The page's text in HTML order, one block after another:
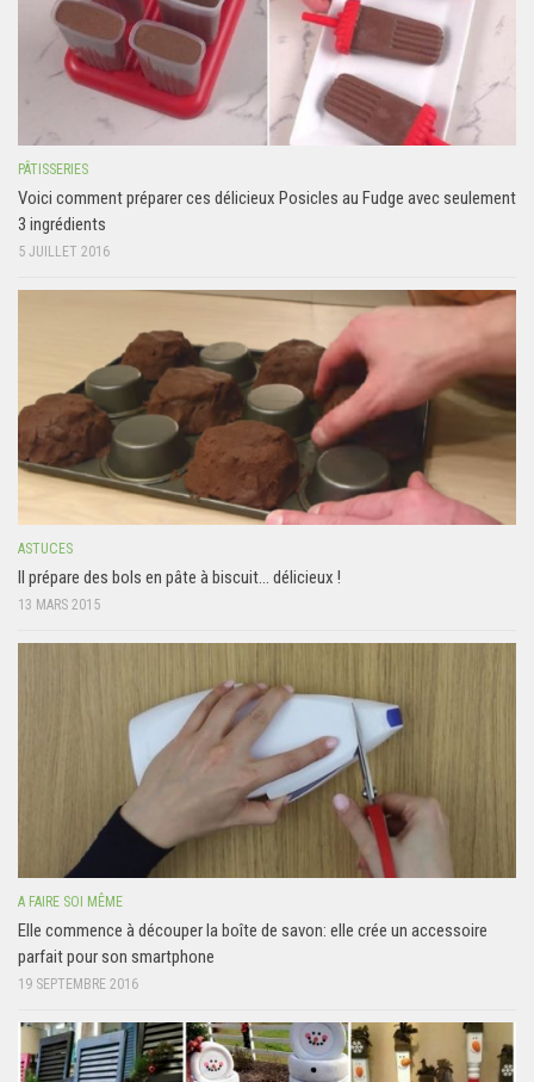
PÂTISSERIES
Voici comment préparer ces délicieux Posicles au Fudge avec seulement
3 ingrédients
5 JUILLET 2016
ASTUCES
Il prépare des bols en pâte à biscuit… délicieux !
13 MARS 2015
A FAIRE SOI MÊME
Elle commence à découper la boîte de savon: elle crée un accessoire
parfait pour son smartphone
19 SEPTEMBRE 2016